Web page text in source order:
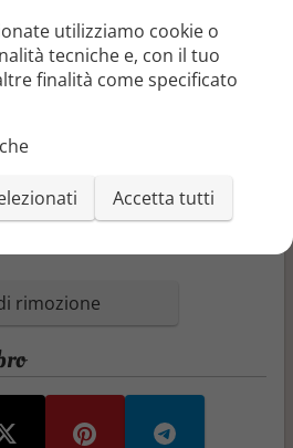
il valore stesso della fiducia.
sconvolgenti e una
segreti, Leo si troverà a
il colpevole, ma anche con
o troppo male.
è un thriller psicologico ricco
che esplora le relazioni
nascoste dietro una facciata
rimozione
utilizziamo cookie o
tecniche e, con il tuo
finalità come specificato
Accetta tutti